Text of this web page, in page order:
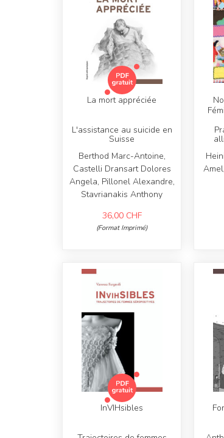
La mort appréciée
L'assistance au suicide en
Suisse
Berthod Marc-Antoine,
Castelli Dransart Dolores
Angela, Pillonel Alexandre,
Stavrianakis Anthony
36,00 CHF
(Format Imprimé)
InVIHsibles